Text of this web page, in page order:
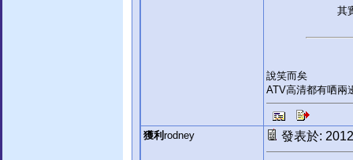
其
說笑而矣
ATV高清都有哂兩
獲利 rodney 發表於: